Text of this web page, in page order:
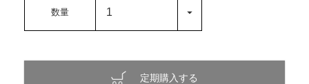
定期購入する